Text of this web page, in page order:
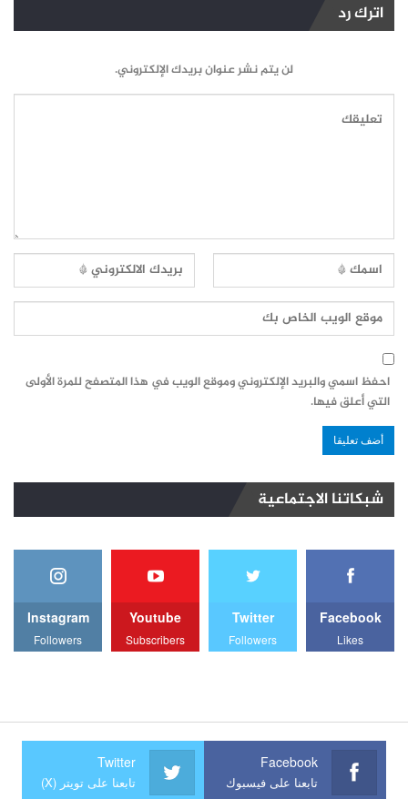
اترك رد
لن يتم نشر عنوان بريدك الإلكتروني.
احفظ اسمي والبريد الإلكتروني وموقع الويب في هذا المتصفح للمرة الأولى
التي أعلق فيها.
شبكاتنا الاجتماعية
Facebook
Likes
Twitter
Followers
Youtube
Subscribers
Instagram
Followers
Facebook
تابعنا على فيسبوك
Twitter
تابعنا على تويتر (X)